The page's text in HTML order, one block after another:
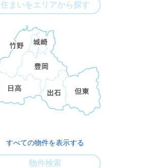
住まいをエリアから探す
すべての物件を表示する
物件検索